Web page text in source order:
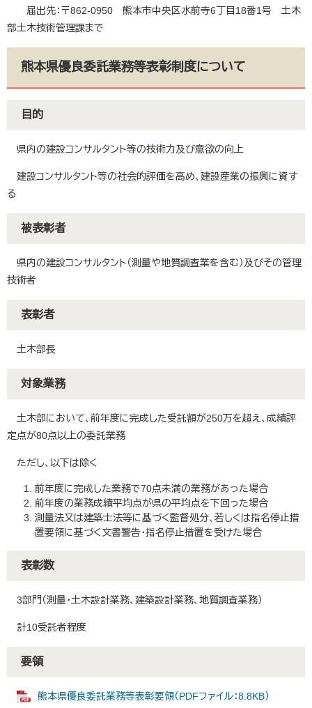
届出先：〒862-0950 熊本市中央区水前寺6丁目18番1号 土木
部土木技術管理課まで
熊本県優良委託業務等表彰制度について
目的
県内の建設コンサルタント等の技術力及び意欲の向上
建設コンサルタント等の社会的評価を高め、建設産業の振興に資す
る
被表彰者
県内の建設コンサルタント（測量や地質調査業を含む）及びその管理
技術者
表彰者
土木部長
対象業務
土木部において、前年度に完成した受託額が250万を超え、成績評
定点が80点以上の委託業務
ただし、以下は除く
前年度に完成した業務で70点未満の業務があった場合
前年度の業務成績平均点が県の平均点を下回った場合
測量法又は建築士法等に基づく監督処分、若しくは指名停止措
置要領に基づく文書警告・指名停止措置を受けた場合
表彰数
3部門（測量・土木設計業務、建築設計業務、地質調査業務）
計10受託者程度
要領
熊本県優良委託業務等表彰要領（PDFファイル：8.8KB）